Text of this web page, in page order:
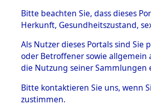
BESTÄNDE
Inhaftierungsdoku
mente
5. Verschiedenes
Todesmärsche
5.3.1 Alliierte
Bitte beachten Sie, dass dieses
Herkunft, Gesundheitszustand,
Als Nutzer dieses Portals sind
oder Betroffener sowie allgemein
die Nutzung seiner Sammlungen
Bitte kontaktieren Sie uns, wenn
zustimmen.